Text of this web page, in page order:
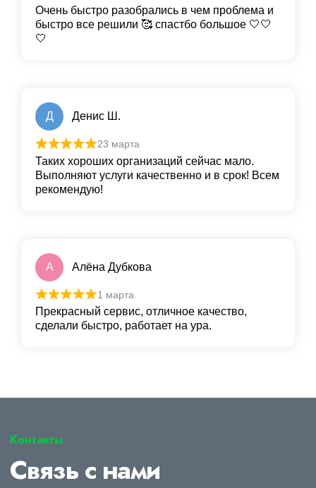
Очень быстро разобрались в чем проблема и
быстро все решили 🥰 спастбо большое 🤍🤍
🤍
Д Денис Ш.
23 марта
Таких хороших организаций сейчас мало.
Выполняют услуги качественно и в срок! Всем
рекомендую!
А Алёна Дубкова
1 марта
Прекрасный сервис, отличное качество,
сделали быстро, работает на ура.
Контакты
Связь с нами